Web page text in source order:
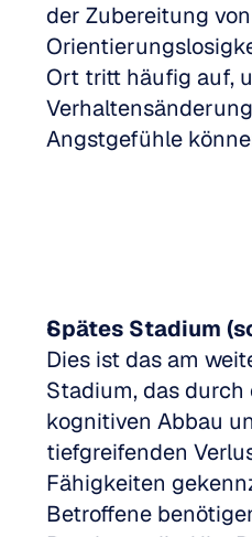
der Zubereitung
Ort tritt häufig auf,
Angstgefühle
Spätes Stadium
Dies ist das am
Stadium, das
kognitiven Abbau
tiefgreifenden
Fähigkeiten
Betroffene